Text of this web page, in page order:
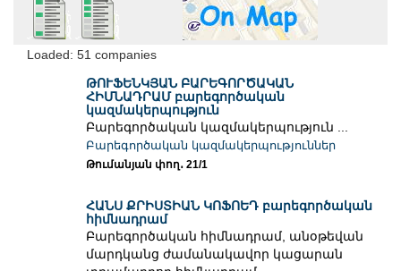
Loaded: 51 companies
ԹՈՒՖԵՆԿՅԱՆ ԲԱՐԵԳՈՐԾԱԿԱՆ
ՀԻՄՆԱԴՐԱՄ բարեգործական
կազմակերպություն
Բարեգործական կազմակերպություն ...
Բարեգործական կազմակերպություններ
Թումանյան փող․ 21/1
ՀԱՆՍ ՔՐԻՍՏԻԱՆ ԿՈՖՈԵԴ բարեգործական
հիմնադրամ
Բարեգործական հիմնադրամ, անօթեվան
մարդկանց ժամանակավոր կացարան